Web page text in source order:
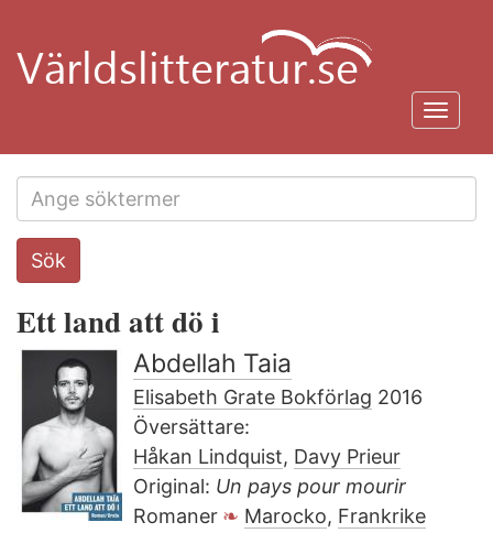
huvudinnehåll
Search
this
Sök
Ett land att dö i
Abdellah Taia
Elisabeth Grate Bokförlag 2016
Översättare:
Håkan Lindquist, Davy Prieur
Original: Un pays pour mourir
Romaner
Marocko, Frankrike